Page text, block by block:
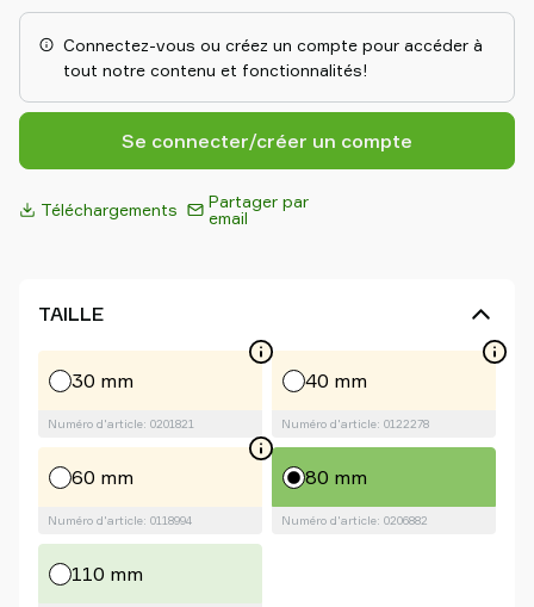
à friction sont spécialement conçues pour les surfaces
huileuses, telles que les tôles utilisées dans les lignes
d'emboutissage. Grâce à leur forte adhérence sur les
forces de cisaillement élevées, généralement 2 à 4 fois
supérieures à celles des ventouses conventionnelles
équivalentes.
Connectez-vous ou créez un compte pour accéder à
tout notre contenu et fonctionnalités!
Se connecter/créer un compte
Téléchargements
Partager par
email
TAILLE
30 mm
Numéro d'article: 0201821
40 mm
Numéro d'article: 0122278
60 mm
Numéro d'article: 0118994
80 mm
Numéro d'article: 0206882
110 mm